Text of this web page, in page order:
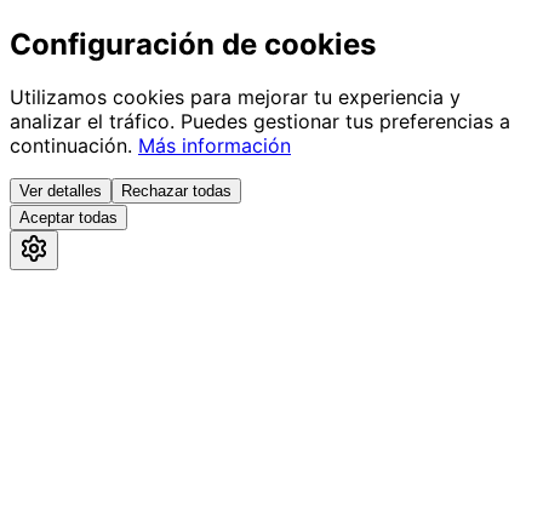
Configuración de cookies
Utilizamos cookies para mejorar tu experiencia y
analizar el tráfico. Puedes gestionar tus preferencias a
continuación. Más información
Ver detalles
Rechazar todas
Aceptar todas